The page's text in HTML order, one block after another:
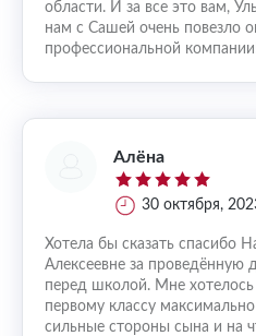
области. И за все это вам,
нам с Сашей очень повезло
профессиональной
Алёна
30 октября,
Хотела бы сказать спасибо
Алексеевне за проведённую
перед школой. Мне
первому классу
сильные стороны сына и на